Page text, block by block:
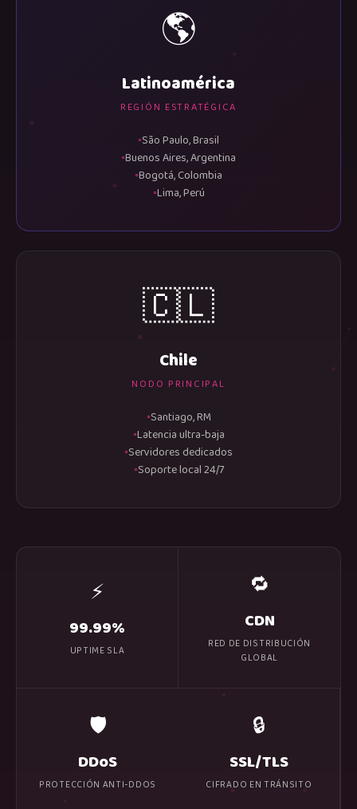
🌎
Latinoamérica
REGIÓN ESTRATÉGICA
São Paulo, Brasil
Buenos Aires, Argentina
Bogotá, Colombia
Lima, Perú
🇨🇱
Chile
NODO PRINCIPAL
Santiago, RM
Latencia ultra-baja
Servidores dedicados
Soporte local 24/7
⚡
99.99%
UPTIME SLA
🔁
CDN
RED DE DISTRIBUCIÓN
GLOBAL
🛡️
DDoS
PROTECCIÓN ANTI-DDOS
🔒
SSL/TLS
CIFRADO EN TRÁNSITO